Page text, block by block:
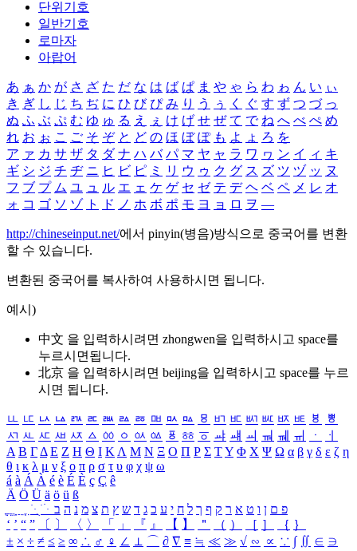
단위기호
일반기호
로마자
아랍어
あ ぁ か が さ ざ た だ な は ば ぱ ま や ゃ ら わ ゎ ん い ぃ
き ぎ し じ ち ぢ に ひ び ぴ み り う ぅ く ぐ す ず つ づ っ
ぬ ふ ぶ ぷ む ゆ ゅ る え ぇ け げ せ ぜ て で ね へ べ ぺ め
れ お ぉ こ ご そ ぞ と ど の ほ ぼ ぽ も よ ょ ろ を
ア ァ カ サ ザ タ ダ ナ ハ バ パ マ ヤ ャ ラ ワ ヮ ン イ ィ キ
ギ シ ジ チ ヂ ニ ヒ ビ ピ ミ リ ウ ゥ ク グ ス ズ ツ ヅ ッ ヌ
フ ブ プ ム ユ ュ ル エ ェ ケ ゲ セ ゼ テ デ ヘ ベ ペ メ レ オ
ォ コ ゴ ソ ゾ ト ド ノ ホ ボ ポ モ ヨ ョ ロ ヲ ―
http://chineseinput.net/에서 pinyin(병음)방식으로 중국어를 변환
할 수 있습니다.
변환된 중국어를 복사하여 사용하시면 됩니다.
예시)
中文 을 입력하시려면 zhongwen을 입력하시고 space를
누르시면됩니다.
北京 을 입력하시려면 beijing을 입력하시고 space를 누르
시면 됩니다.
ㅥ ㅦ ㅧ ㅨ ㅩ ㅪ ㅫ ㅬ ㅭ ㅮ ㅯ ㅰ ㅱ ㅲ ㅳ ㅴ ㅵ ㅶ ㅷ ㅸ
ㅹ
ㅺ ㅻ ㅼ ㅽ ㅾ ㅿ ㆀ ㆁ ㆂ ㆃ ㆄ ㆅ ㆆ ㆇ ㆈ ㆉ ㆊ ㆋ ㆌ ㆍ
ㆎ
Α Β ΓΔ Ε Ζ Η Θ Ι ΚΛ Μ Ν Ξ Ο Π Ρ Σ ΤΥ Φ Χ Ψ Ω α β γ δ ε ζ η
θ ι κ λ μ ν ξ ο π ρ σ τ υ φ χ ψ ω
á à Á À é è É È ç Ç ê
Ä Ö Ü ä ö ü ß
ִֶֹ ֻּ ׁׂ פ ם ן ו ט א ר ק ף ך ל ח י ע כ ג ד ש ץ ת צ מ נ ה ב
‘ ’ “ ” 〔 〕 〈 〉 「 」 『 』 【 】 ＂ （ ） ［ ］ ｛ ｝
± × ÷ ≠ ≤ ≥ ∞ ∴ ♂ ♀ ∠ ⊥ ⌒ ∂ ∇ ≡ ≒ ≪ ≫ √ ∽ ∝ ∵ ∫ ∬ ∈ ∋